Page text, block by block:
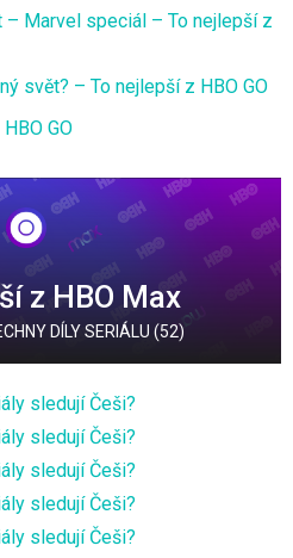
z HBO Max
DÍLY SERIÁLU (52)
sledují Češi?
sledují Češi?
sledují Češi?
sledují Češi?
sledují Češi?
– Marvel speciál – To nejlepší z
svět? – To nejlepší z HBO GO
GO